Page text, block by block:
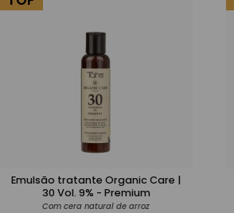
Emulsão tratante Organic Care |
30 Vol. 9% - Premium
Com cera natural de arroz